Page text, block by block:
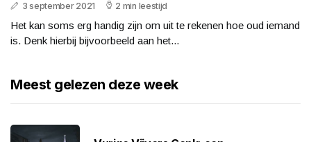
3 september 2021 2 min leestijd
Het kan soms erg handig zijn om uit te rekenen hoe oud iemand
is. Denk hierbij bijvoorbeeld aan het...
Meest gelezen deze week